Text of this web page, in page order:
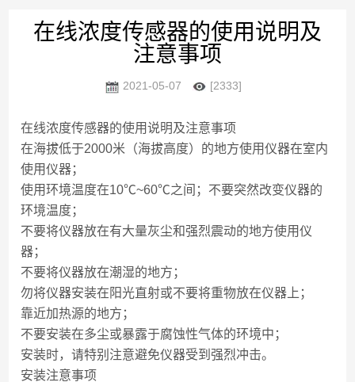
在线浓度传感器的使用说明及
注意事项
2021-05-07 [2333]
在线浓度传感器的使用说明及注意事项
在海拔低于2000米（海拔高度）的地方使用仪器在室内
使用仪器；
使用环境温度在10℃~60℃之间；不要突然改变仪器的
环境温度；
不要将仪器放在有大量灰尘和强烈震动的地方使用仪
器；
不要将仪器放在潮湿的地方；
勿将仪器安装在阳光直射或不要将重物放在仪器上；
靠近加热源的地方；
不要安装在多尘或暴露于腐蚀性气体的环境中；
安装时，请特别注意避免仪器受到强烈冲击。
安装注意事项